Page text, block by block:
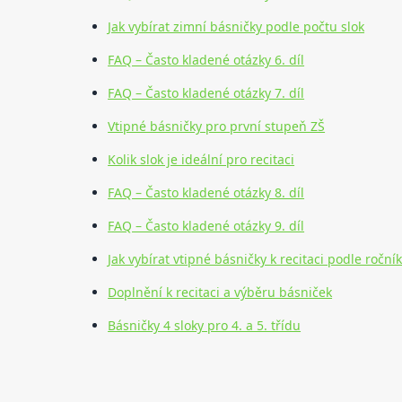
Jak vybírat zimní básničky podle počtu slok
FAQ – Často kladené otázky 6. díl
FAQ – Často kladené otázky 7. díl
Vtipné básničky pro první stupeň ZŠ
Kolik slok je ideální pro recitaci
FAQ – Často kladené otázky 8. díl
FAQ – Často kladené otázky 9. díl
Jak vybírat vtipné básničky k recitaci podle
Doplnění k recitaci a výběru básniček
Básničky 4 sloky pro 4. a 5. třídu